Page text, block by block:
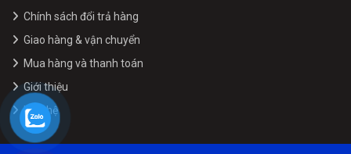
Chính sách đổi trả hàng
Giao hàng & vận chuyển
Mua hàng và thanh toán
Giới thiệu
Liên hệ